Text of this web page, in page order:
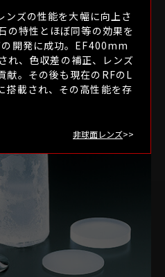
ズの性能を大幅に向上さ
の特性とほぼ同等の効果を
開発に成功。EF400mm
れ、色収差の補正、レンズ
献。その後も現在のRFのL
搭載され、その高性能を存
非球面レンズ
材そのものの創造から